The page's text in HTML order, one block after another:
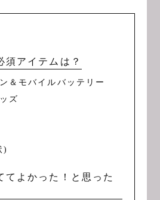
須アイテムは？
＆モバイルバッテリー
ズ
)
てよかった！と思った